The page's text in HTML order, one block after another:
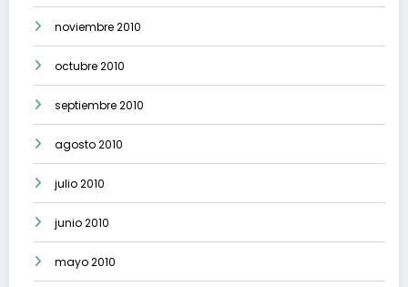
noviembre 2010
octubre 2010
septiembre 2010
agosto 2010
julio 2010
junio 2010
mayo 2010